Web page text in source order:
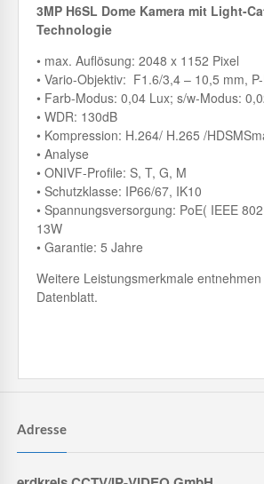
3MP H6SL Dome Kamera mit Light-
Technologie
• max. Auflösung: 2048 x 1152 Pixel
• Vario-Objektiv: F1.6/3,4 – 10,5 mm,
• Farb-Modus: 0,04 Lux; s/w-Modus:
• WDR: 130dB
• Kompression: H.264/ H.265 /
• Analyse
• ONIVF-Profile: S, T, G, M
• Schutzklasse: IP66/67, IK10
• Spannungsversorgung: PoE( IEEE
13W
• Garantie: 5 Jahre
Weitere Leistungsmerkmale
Datenblatt.
Adresse